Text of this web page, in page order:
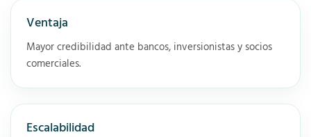
Ventaja
Mayor credibilidad ante bancos, inversionistas y socios
comerciales.
Escalabilidad